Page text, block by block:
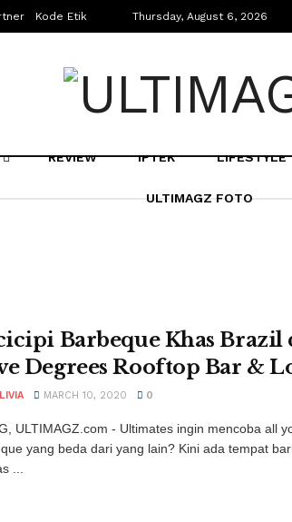
Kode Etik Thursday, August 6, 2026
REVIEW IPTEK LIFESTYLE
ULTIMAGZ FOTO
Barbeque Khas Brazil
Degrees Rooftop Bar &
MARCH 10, 2020 0
ULTIMAGZ.com - Ultimates ingin mencoba all
yang beda dari yang lain? Kini ada tempat
...